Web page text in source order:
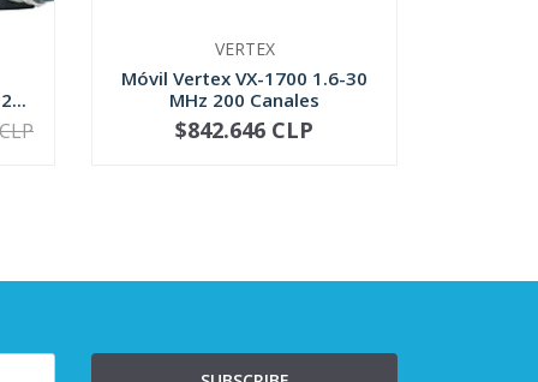
VERTEX
Móvil Vertex VX-1700 1.6-30
MHz 200 Canales
NO DISPONIBLE
$842.646 CLP